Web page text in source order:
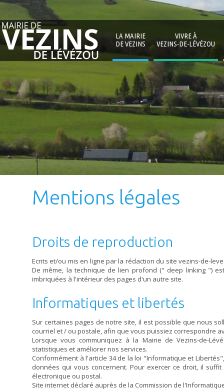
LA MAIRIE
DE VEZINS
VIVRE À
VEZINS-DE-LÉVÉZOU
Mentions légales
Droits de reproduction
Ecrits et/ou mis en ligne par la rédaction du site vezins-de-
De même, la technique de lien profond (" deep linking ")
imbriquées à l'intérieur des pages d'un autre site.
Informatiques et libertés
Sur certaines pages de notre site, il est possible que nous
courriel et / ou postale, afin que vous puissiez correspondre
Lorsque vous communiquez à la Mairie de Vezins-de-
statistiques et améliorer nos services.
Conformément à l'article 34 de la loi "Informatique et
données qui vous concernent. Pour exercer ce droit, il
électronique ou postal.
Site internet déclaré auprès de la Commission de